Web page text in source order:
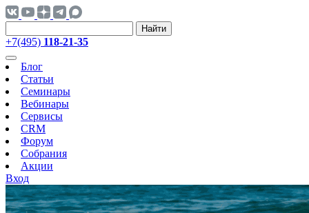
Найти
+7(495) 118-21-35
Блог
Статьи
Семинары
Вебинары
Сервисы
CRM
Форум
Собрания
Акции
Вход